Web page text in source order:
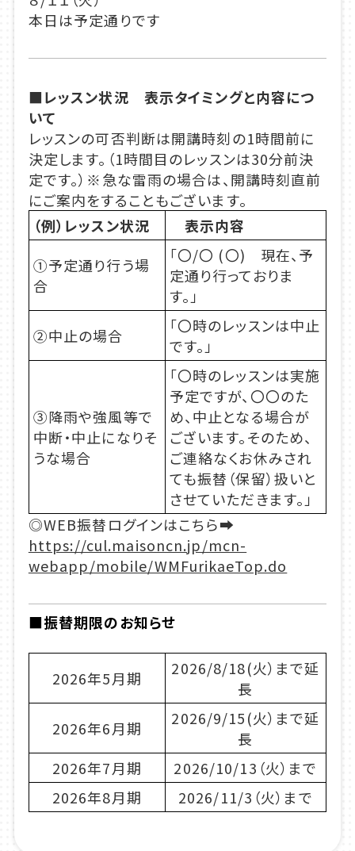
本日は予定通りです
■レッスン状況 表示タイミングと内容につ
いて
レッスンの可否判断は開講時刻の1時間前に
決定します。（1時間目のレッスンは30分前決
定です。）※急な雷雨の場合は、開講時刻直前
にご案内をすることもございます。
（例）レッスン状況
表示内容
①予定通り行う場
合
「〇/〇 (〇) 現在、予
定通り行っておりま
す。」
②中止の場合
「〇時のレッスンは中止
です。」
③降雨や強風等で
中断・中止になりそ
うな場合
「〇時のレッスンは実施
予定ですが、〇〇のた
め、中止となる場合が
ございます。そのため、
ご連絡なくお休みされ
ても振替（保留）扱いと
させていただきます。」
◎WEB振替ログインはこちら➡
https://cul.maisoncn.jp/mcn-
webapp/mobile/WMFurikaeTop.do
■振替期限のお知らせ
2026年5月期
2026/8/18(火）まで延
長
2026年6月期
2026/9/15(火）まで延
長
2026年7月期
2026/10/13（火）まで
2026年8月期
2026/11/3（火）まで